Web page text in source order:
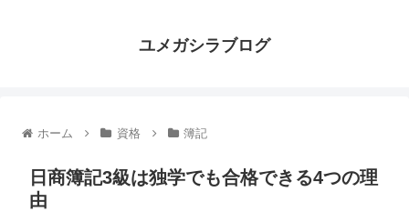
ユメガシラブログ
ホーム 資格 簿記
日商簿記3級は独学でも合格できる4つの理
由